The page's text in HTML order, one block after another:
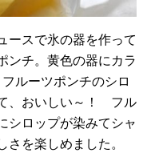
ースで氷の器を作って
ンチ。黄色の器にカラ
ルーツポンチのシロ
、おいしい～！ フル
シロップが染みてシャ
を楽しめました。